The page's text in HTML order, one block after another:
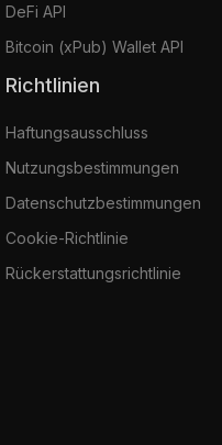
DeFi API
Bitcoin (xPub) Wallet API
Richtlinien
Haftungsausschluss
Nutzungsbestimmungen
Datenschutzbestimmungen
Cookie-Richtlinie
Rückerstattungsrichtlinie